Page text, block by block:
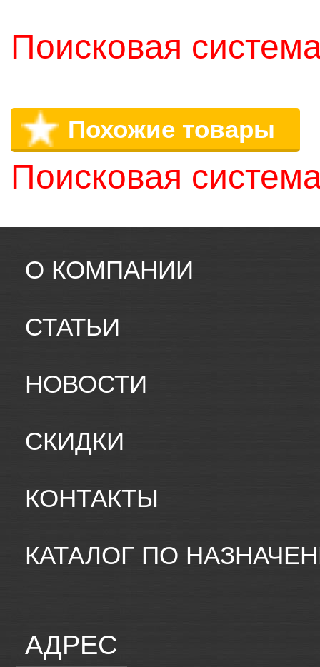
Поисковая
Похожие товары
Поисковая
О КОМПАНИИ
СТАТЬИ
НОВОСТИ
СКИДКИ
КОНТАКТЫ
КАТАЛОГ ПО
АДРЕС